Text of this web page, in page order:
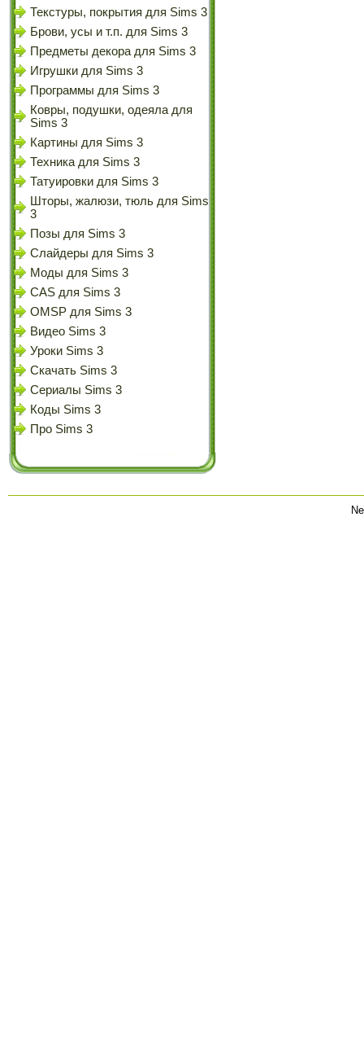
Текстуры, покрытия для Sims 3
Брови, усы и т.п. для Sims 3
Предметы декора для Sims 3
Игрушки для Sims 3
Программы для Sims 3
Ковры, подушки, одеяла для
Sims 3
Картины для Sims 3
Техника для Sims 3
Татуировки для Sims 3
Шторы, жалюзи, тюль для Sims
3
Позы для Sims 3
Слайдеры для Sims 3
Моды для Sims 3
CAS для Sims 3
OMSP для Sims 3
Видео Sims 3
Уроки Sims 3
Скачать Sims 3
Сериалы Sims 3
Коды Sims 3
Про Sims 3